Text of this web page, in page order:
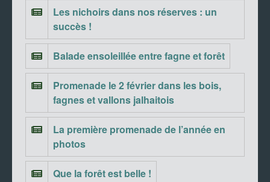
Les nichoirs dans nos réserves : un
succès !
Balade ensoleillée entre fagne et forêt
Promenade le 2 février dans les bois,
fagnes et vallons jalhaitois
La première promenade de l’année en
photos
Que la forêt est belle !